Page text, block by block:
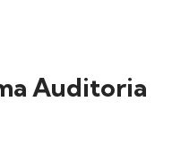
Auditoria